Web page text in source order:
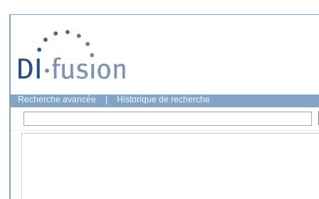
Recherche avancée Historique de recherche